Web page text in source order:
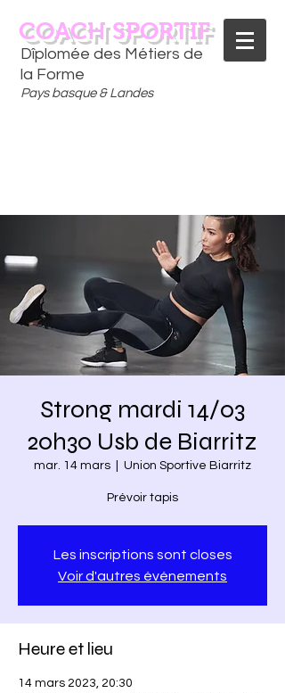
Dîplomée des Métiers de
la Forme
Pays basque & Landes
COACH SPORTIF
Strong mardi 14/03
20h30 Usb de Biarritz
mar. 14 mars Union Sportive Biarritz
Prévoir tapis
Les inscriptions sont closes
Voir d'autres événements
Heure et lieu
14 mars 2023, 20:30